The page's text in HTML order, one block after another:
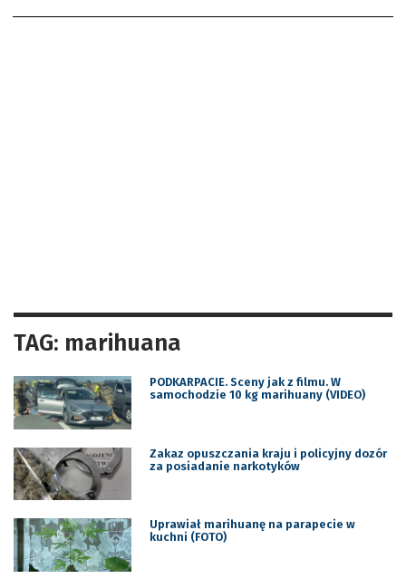
TAG: marihuana
PODKARPACIE. Sceny jak z filmu. W
samochodzie 10 kg marihuany (VIDEO)
Zakaz opuszczania kraju i policyjny dozór
za posiadanie narkotyków
Uprawiał marihuanę na parapecie w
kuchni (FOTO)